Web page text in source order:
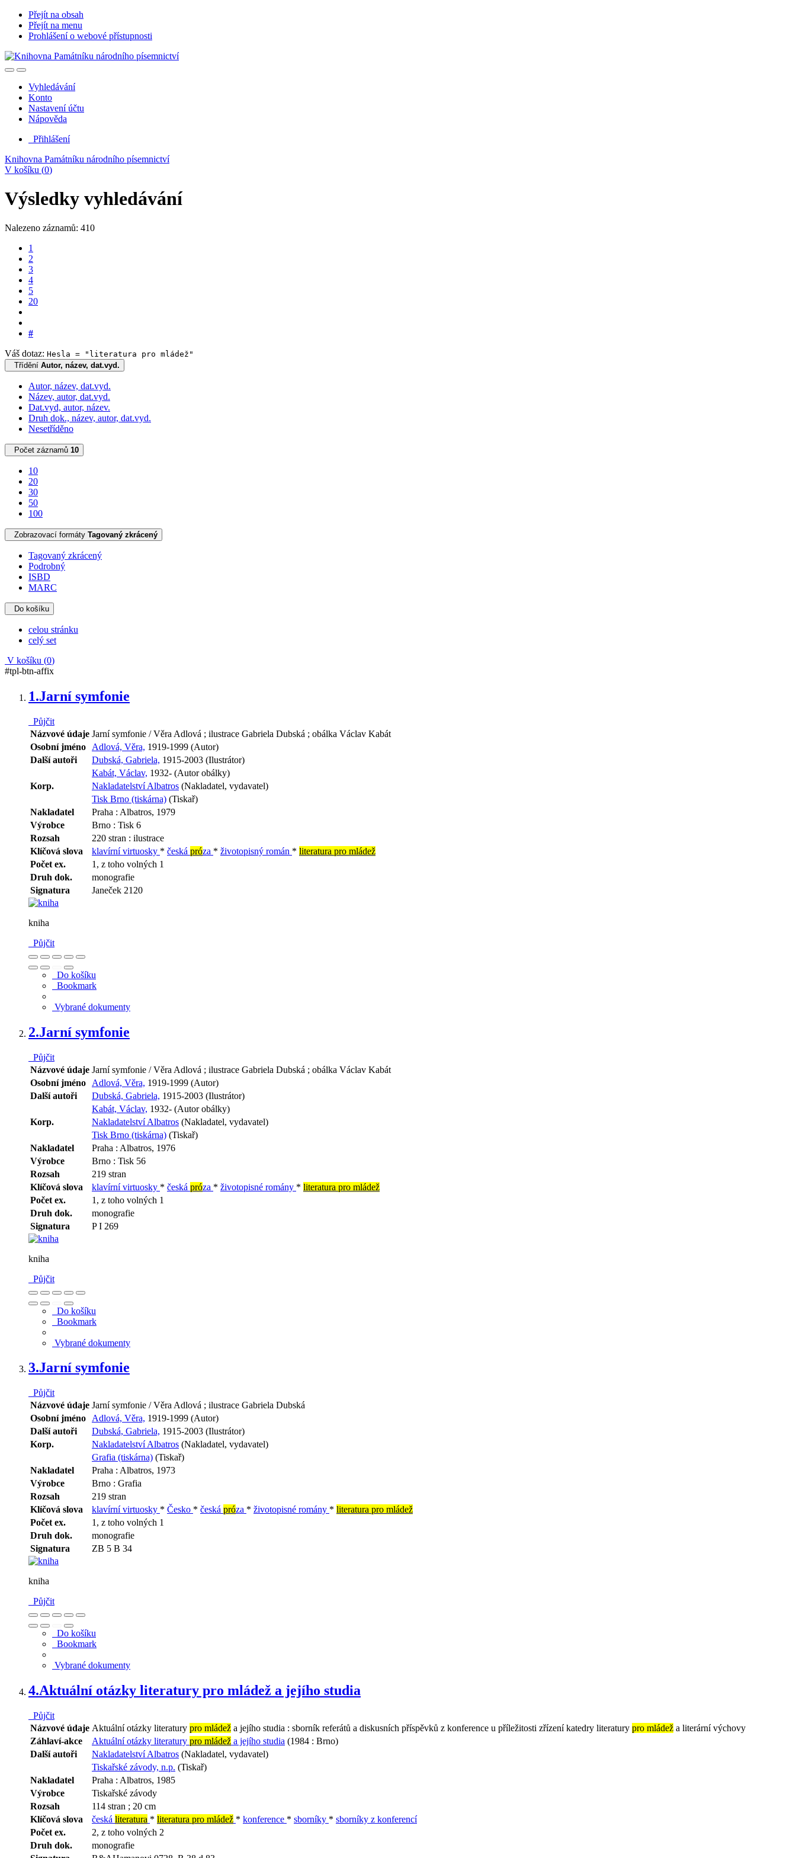
Přejít na obsah
Přejít na menu
Prohlášení o webové přístupnosti
Vyhledávání
Konto
Nastavení účtu
Nápověda
Přihlášení
Knihovna Památníku národního písemnictví
V košíku (0)
Výsledky vyhledávání
Nalezeno záznamů: 410
1
2
3
4
5
20
#
Váš dotaz: Hesla = "literatura pro mládež"
Třídění Autor, název, dat.vyd.
Autor, název, dat.vyd.
Název, autor, dat.vyd.
Dat.vyd, autor, název.
Druh dok., název, autor, dat.vyd.
Nesetříděno
Počet záznamů 10
10
20
30
50
100
Zobrazovací formáty Tagovaný zkrácený
Tagovaný zkrácený
Podrobný
ISBD
MARC
Do košíku
celou stránku
celý set
V košíku (0)
#tpl-btn-affix
1.Jarní symfonie
Půjčit
Názvové údaje Jarní symfonie / Věra Adlová ; ilustrace Gabriela Dubská ; obálka Václav Kabát
Osobní jméno
Adlová, Věra, 1919-1999 (Autor)
Další autoři
Dubská, Gabriela, 1915-2003 (Ilustrátor)
Kabát, Václav, 1932- (Autor obálky)
Korp.
Nakladatelství Albatros (Nakladatel, vydavatel)
Tisk Brno (tiskárna) (Tiskař)
Nakladatel
Praha : Albatros, 1979
Výrobce
Brno : Tisk 6
Rozsah
220 stran : ilustrace
Klíčová slova
klavírní virtuosky * česká próza * životopisný román * literatura pro mládež
Počet ex.
1, z toho volných 1
Druh dok.
monografie
Signatura
Janeček 2120
kniha
Půjčit
Do košíku
Bookmark
Vybrané dokumenty
2.Jarní symfonie
Půjčit
Názvové údaje Jarní symfonie / Věra Adlová ; ilustrace Gabriela Dubská ; obálka Václav Kabát
Osobní jméno
Adlová, Věra, 1919-1999 (Autor)
Další autoři
Dubská, Gabriela, 1915-2003 (Ilustrátor)
Kabát, Václav, 1932- (Autor obálky)
Korp.
Nakladatelství Albatros (Nakladatel, vydavatel)
Tisk Brno (tiskárna) (Tiskař)
Nakladatel
Praha : Albatros, 1976
Výrobce
Brno : Tisk 56
Rozsah
219 stran
Klíčová slova
klavírní virtuosky * česká próza * životopisné romány * literatura pro mládež
Počet ex.
1, z toho volných 1
Druh dok.
monografie
Signatura
P I 269
kniha
Půjčit
Do košíku
Bookmark
Vybrané dokumenty
3.Jarní symfonie
Půjčit
Názvové údaje Jarní symfonie / Věra Adlová ; ilustrace Gabriela Dubská
Osobní jméno
Adlová, Věra, 1919-1999 (Autor)
Další autoři
Dubská, Gabriela, 1915-2003 (Ilustrátor)
Korp.
Nakladatelství Albatros (Nakladatel, vydavatel)
Grafia (tiskárna) (Tiskař)
Nakladatel
Praha : Albatros, 1973
Výrobce
Brno : Grafia
Rozsah
219 stran
Klíčová slova
klavírní virtuosky * Česko * česká próza * životopisné romány * literatura pro mládež
Počet ex.
1, z toho volných 1
Druh dok.
monografie
Signatura
ZB 5 B 34
kniha
Půjčit
Do košíku
Bookmark
Vybrané dokumenty
4.Aktuální otázky literatury pro mládež a jejího studia
Půjčit
Názvové údaje Aktuální otázky literatury pro mládež a jejího studia : sborník referátů a diskusních příspěvků z konference u příležitosti zřízení katedry literatury pro mládež a literární výchovy
Záhlaví-akce
Aktuální otázky literatury pro mládež a jejího studia (1984 : Brno)
Další autoři
Nakladatelství Albatros (Nakladatel, vydavatel)
Tiskařské závody, n.p. (Tiskař)
Nakladatel
Praha : Albatros, 1985
Výrobce
Tiskařské závody
Rozsah
114 stran ; 20 cm
Klíčová slova
česká literatura * literatura pro mládež * konference * sborníky * sborníky z konferencí
Počet ex.
2, z toho volných 2
Druh dok.
monografie